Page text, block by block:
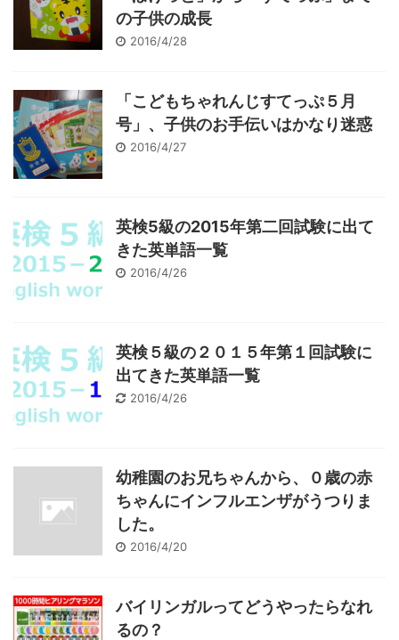
の子供の成長
2016/4/28
「こどもちゃれんじすてっぷ５月
号」、子供のお手伝いはかなり迷惑
2016/4/27
英検5級の2015年第二回試験に出て
きた英単語一覧
2016/4/26
英検５級の２０１５年第１回試験に
出てきた英単語一覧
2016/4/26
幼稚園のお兄ちゃんから、０歳の赤
ちゃんにインフルエンザがうつりま
した。
2016/4/20
バイリンガルってどうやったらなれ
るの？